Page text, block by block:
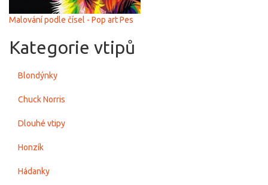
Malování podle čísel - Pop art Pes
Kategorie vtipů
Blondýnky
Chuck Norris
Dlouhé vtipy
Honzík
Hádanky